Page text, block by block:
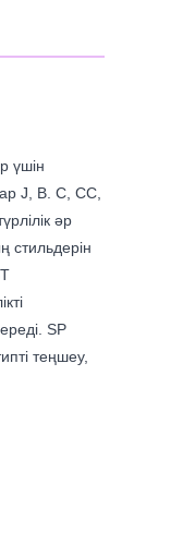
үшін
J, B. C, CC,
әр
стильдерін
SP
теңшеу,